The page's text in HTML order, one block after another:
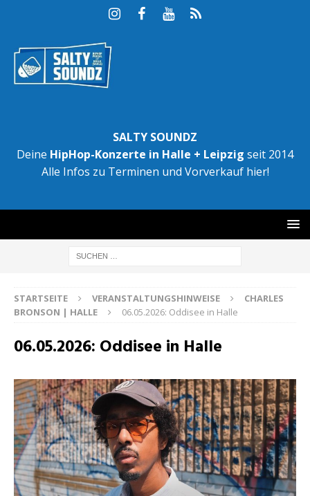
SALTY SOUNDZ
Deine HipHop-Konzerte in Halle + Leipzig seit 2014
Alle Infos zu Terminen und Vorverkauf hier!
STARTSEITE VERANSTALTUNGSHINWEISE
CHARLES
BRONSON | HALLE
06.05.2026: Oddisee in Halle
06.05.2026: Oddisee in Halle